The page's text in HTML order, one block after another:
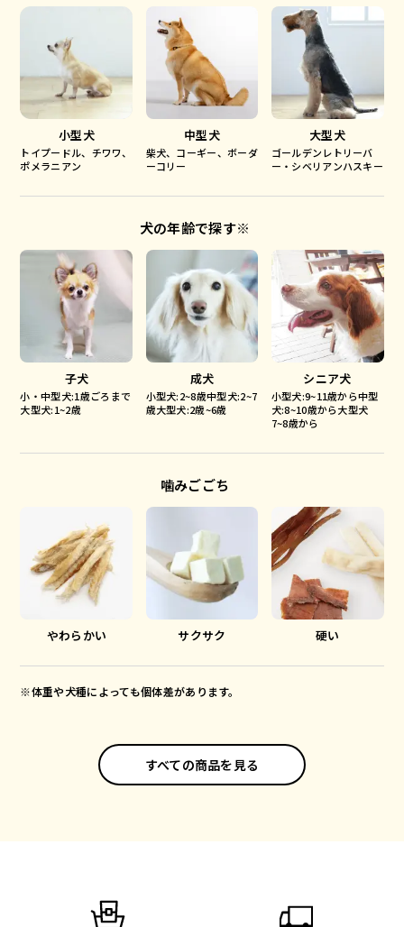
小型犬
トイプードル、チワワ、
ポメラニアン
中型犬
柴犬、コーギー、ボーダ
ーコリー
大型犬
ゴールデンレトリーバ
ー・シベリアンハスキー
犬の年齢で探す※
子犬
小・中型犬:1歳ごろまで
大型犬:1~2歳
成犬
小型犬:2~8歳中型犬:2~7
歳大型犬:2歳~6歳
シニア犬
小型犬:9~11歳から中型
犬:8~10歳から大型犬
7~8歳から
噛みごごち
やわらかい サクサク 硬い
※体重や犬種によっても個体差があります。
すべての商品を見る